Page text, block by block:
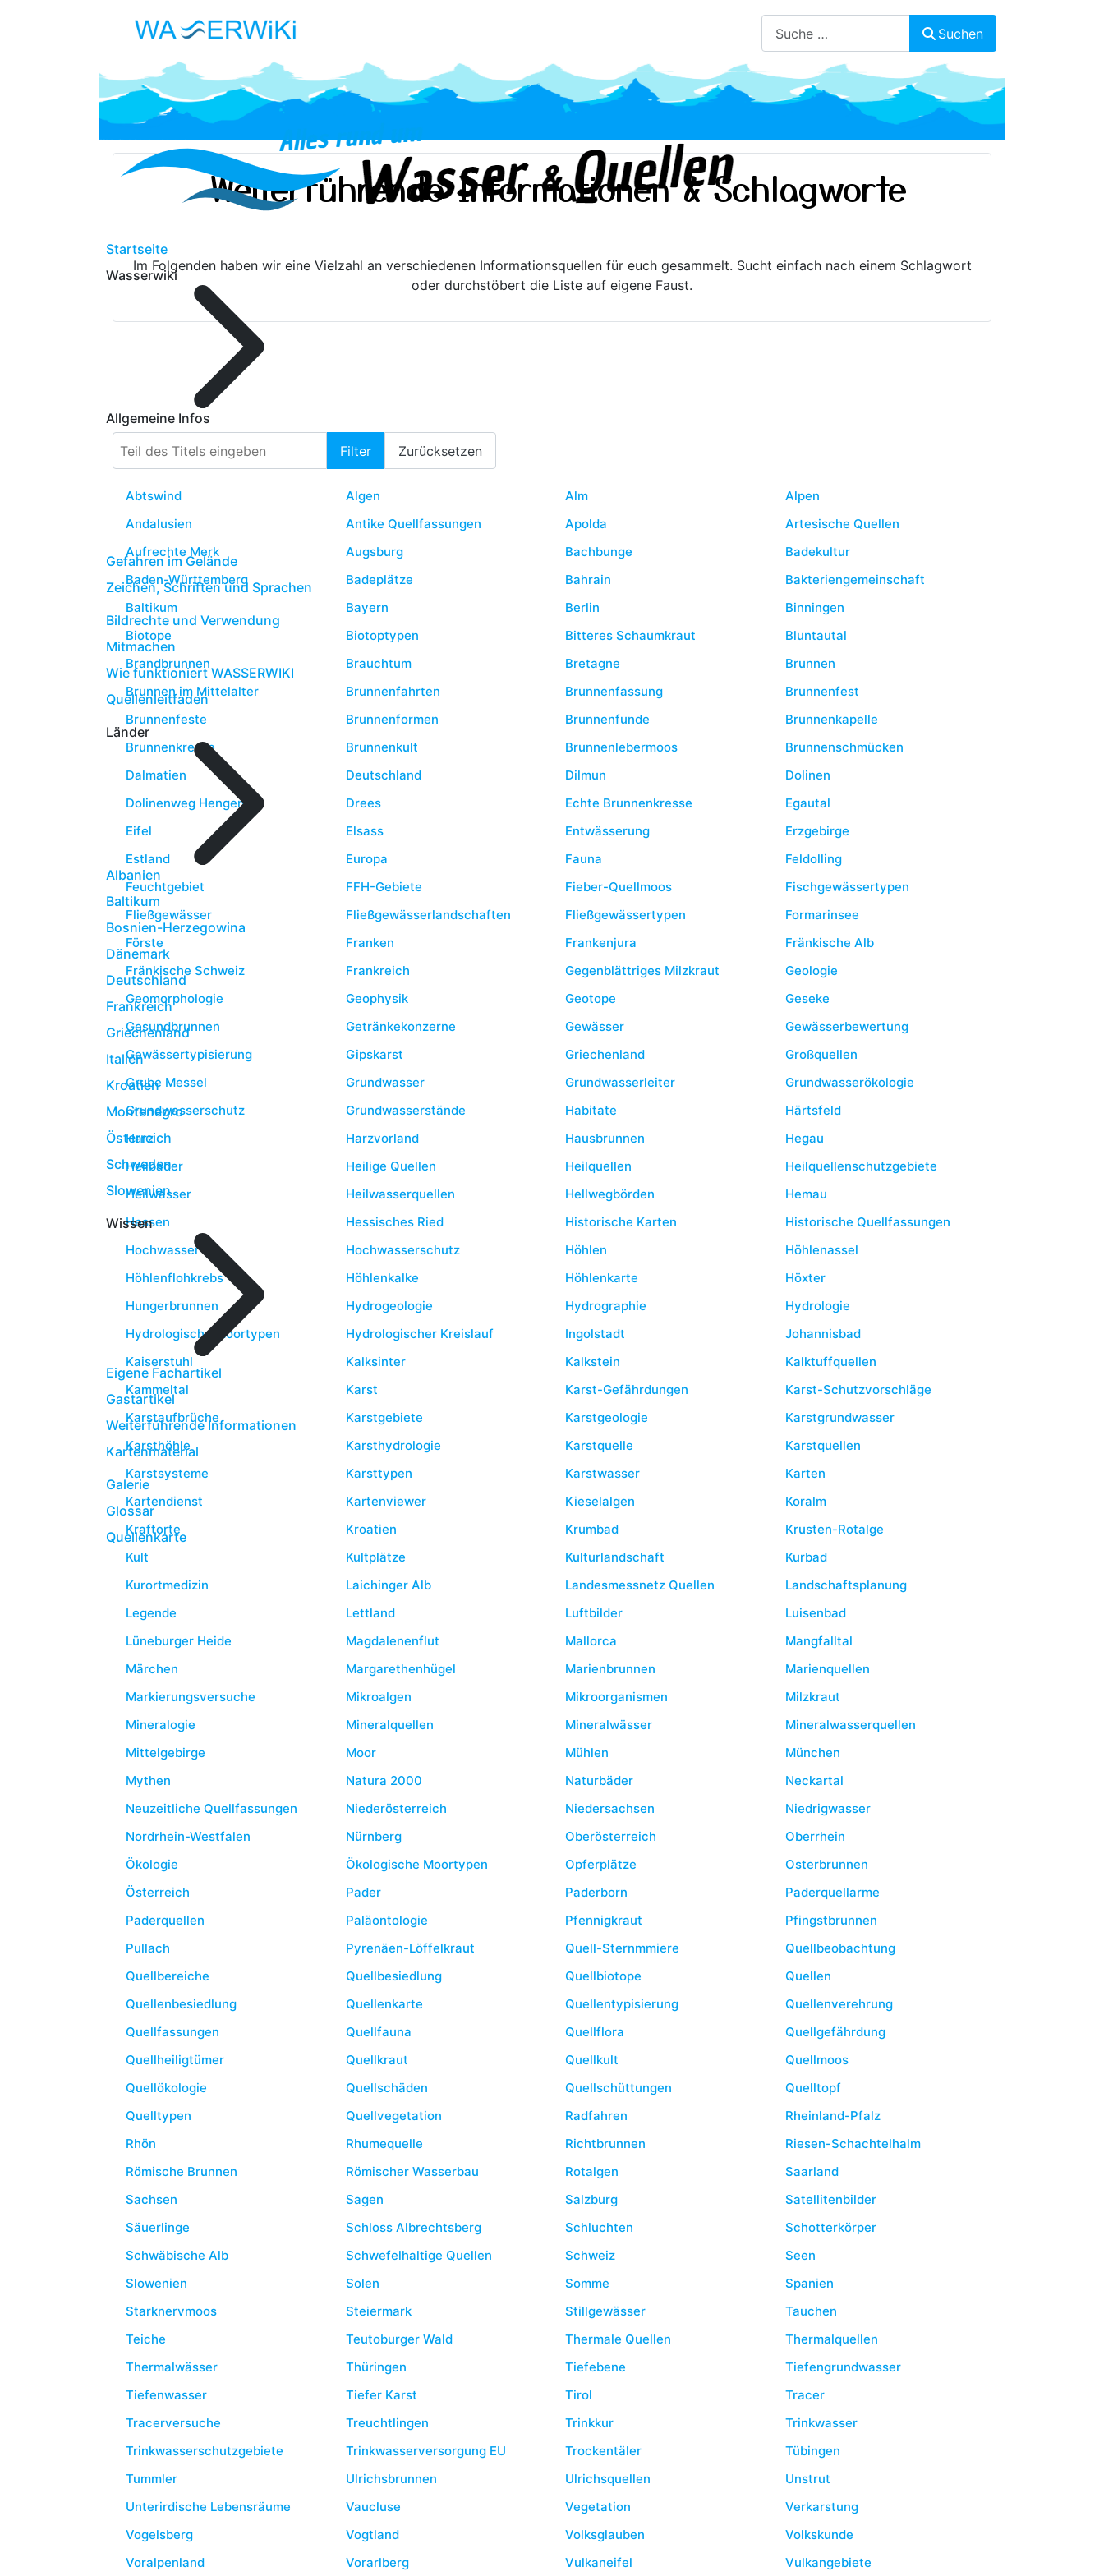
Suchen
Startseite
Wasserwiki
Allgemeine Infos
Gefahren im Gelände
Zeichen, Schriften und Sprachen
Bildrechte und Verwendung
Mitmachen
Wie funktioniert WASSERWIKI
Quellenleitfaden
Länder
Albanien
Baltikum
Bosnien-Herzegowina
Dänemark
Deutschland
Frankreich
Griechenland
Italien
Kroatien
Montenegro
Österreich
Schweden
Slowenien
Wissen
Eigene Fachartikel
Gastartikel
Weiterführende Informationen
Kartenmaterial
Galerie
Glossar
Quellenkarte
Weiterführende Informationen & Schlagworte
Im Folgenden haben wir eine Vielzahl an verschiedenen Informationsquellen für euch gesammelt. Sucht einfach nach einem Schlagwort
oder durchstöbert die Liste auf eigene Faust.
Wasser Information, Wasser Erklärung, Quellen
Filter Zurücksetzen
Abtswind Algen Alm
Alpen
Andalusien
Antike Quellfassungen Apolda
Artesische Quellen
Aufrechte Merk
Augsburg Bachbunge
Badekultur
Baden-Württemberg
Badeplätze Bahrain
Bakteriengemeinschaft
Baltikum
Bayern Berlin
Binningen
Biotope
Biotoptypen Bitteres Schaumkraut
Bluntautal
Brandbrunnen
Brauchtum Bretagne
Brunnen
Brunnen im Mittelalter
Brunnenfahrten Brunnenfassung
Brunnenfest
Brunnenfeste
Brunnenformen Brunnenfunde
Brunnenkapelle
Brunnenkresse
Brunnenkult Brunnenlebermoos
Brunnenschmücken
Dalmatien
Deutschland Dilmun
Dolinen
Dolinenweg Hengen
Drees Echte Brunnenkresse
Egautal
Eifel
Elsass Entwässerung
Erzgebirge
Estland
Europa Fauna
Feldolling
Feuchtgebiet
FFH-Gebiete Fieber-Quellmoos
Fischgewässertypen
Fließgewässer
Fließgewässerlandschaften Fließgewässertypen
Formarinsee
Förste
Franken Frankenjura
Fränkische Alb
Fränkische Schweiz
Frankreich Gegenblättriges Milzkraut
Geologie
Geomorphologie
Geophysik Geotope
Geseke
Gesundbrunnen
Getränkekonzerne Gewässer
Gewässerbewertung
Gewässertypisierung
Gipskarst Griechenland
Großquellen
Grube Messel
Grundwasser Grundwasserleiter
Grundwasserökologie
Grundwasserschutz
Grundwasserstände Habitate
Härtsfeld
Harz
Harzvorland Hausbrunnen
Hegau
Heilbäder
Heilige Quellen Heilquellen
Heilquellenschutzgebiete
Heilwässer
Heilwasserquellen Hellwegbörden
Hemau
Hessen
Hessisches Ried Historische Karten
Historische Quellfassungen
Hochwasser
Hochwasserschutz Höhlen
Höhlenassel
Höhlenflohkrebs
Höhlenkalke Höhlenkarte
Höxter
Hungerbrunnen
Hydrogeologie Hydrographie
Hydrologie
Hydrologische Moortypen
Hydrologischer Kreislauf Ingolstadt
Johannisbad
Kaiserstuhl
Kalksinter Kalkstein
Kalktuffquellen
Kammeltal
Karst Karst-Gefährdungen
Karst-Schutzvorschläge
Karstaufbrüche
Karstgebiete Karstgeologie
Karstgrundwasser
Karsthöhle
Karsthydrologie Karstquelle
Karstquellen
Karstsysteme
Karsttypen Karstwasser
Karten
Kartendienst
Kartenviewer Kieselalgen
Koralm
Kraftorte
Kroatien Krumbad
Krusten-Rotalge
Kult
Kultplätze Kulturlandschaft
Kurbad
Kurortmedizin
Laichinger Alb Landesmessnetz Quellen
Landschaftsplanung
Legende
Lettland Luftbilder
Luisenbad
Lüneburger Heide
Magdalenenflut Mallorca
Mangfalltal
Märchen
Margarethenhügel Marienbrunnen
Marienquellen
Markierungsversuche
Mikroalgen Mikroorganismen
Milzkraut
Mineralogie
Mineralquellen Mineralwässer
Mineralwasserquellen
Mittelgebirge
Moor Mühlen
München
Mythen
Natura 2000 Naturbäder
Neckartal
Neuzeitliche Quellfassungen
Niederösterreich Niedersachsen
Niedrigwasser
Nordrhein-Westfalen
Nürnberg Oberösterreich
Oberrhein
Ökologie
Ökologische Moortypen Opferplätze
Osterbrunnen
Österreich
Pader Paderborn
Paderquellarme
Paderquellen
Paläontologie Pfennigkraut
Pfingstbrunnen
Pullach
Pyrenäen-Löffelkraut Quell-Sternmmiere
Quellbeobachtung
Quellbereiche
Quellbesiedlung Quellbiotope
Quellen
Quellenbesiedlung
Quellenkarte Quellentypisierung
Quellenverehrung
Quellfassungen
Quellfauna Quellflora
Quellgefährdung
Quellheiligtümer
Quellkraut Quellkult
Quellmoos
Quellökologie
Quellschäden Quellschüttungen
Quelltopf
Quelltypen
Quellvegetation Radfahren
Rheinland-Pfalz
Rhön
Rhumequelle Richtbrunnen
Riesen-Schachtelhalm
Römische Brunnen
Römischer Wasserbau Rotalgen
Saarland
Sachsen
Sagen Salzburg
Satellitenbilder
Säuerlinge
Schloss Albrechtsberg Schluchten
Schotterkörper
Schwäbische Alb
Schwefelhaltige Quellen Schweiz
Seen
Slowenien
Solen Somme
Spanien
Starknervmoos
Steiermark Stillgewässer
Tauchen
Teiche
Teutoburger Wald Thermale Quellen
Thermalquellen
Thermalwässer
Thüringen Tiefebene
Tiefengrundwasser
Tiefenwasser
Tiefer Karst Tirol
Tracer
Tracerversuche
Treuchtlingen Trinkkur
Trinkwasser
Trinkwasserschutzgebiete
Trinkwasserversorgung EU Trockentäler
Tübingen
Tummler
Ulrichsbrunnen Ulrichsquellen
Unstrut
Unterirdische Lebensräume
Vaucluse Vegetation
Verkarstung
Vogelsberg
Vogtland Volksglauben
Volkskunde
Voralpenland
Vorarlberg Vulkaneifel Vulkangebiete